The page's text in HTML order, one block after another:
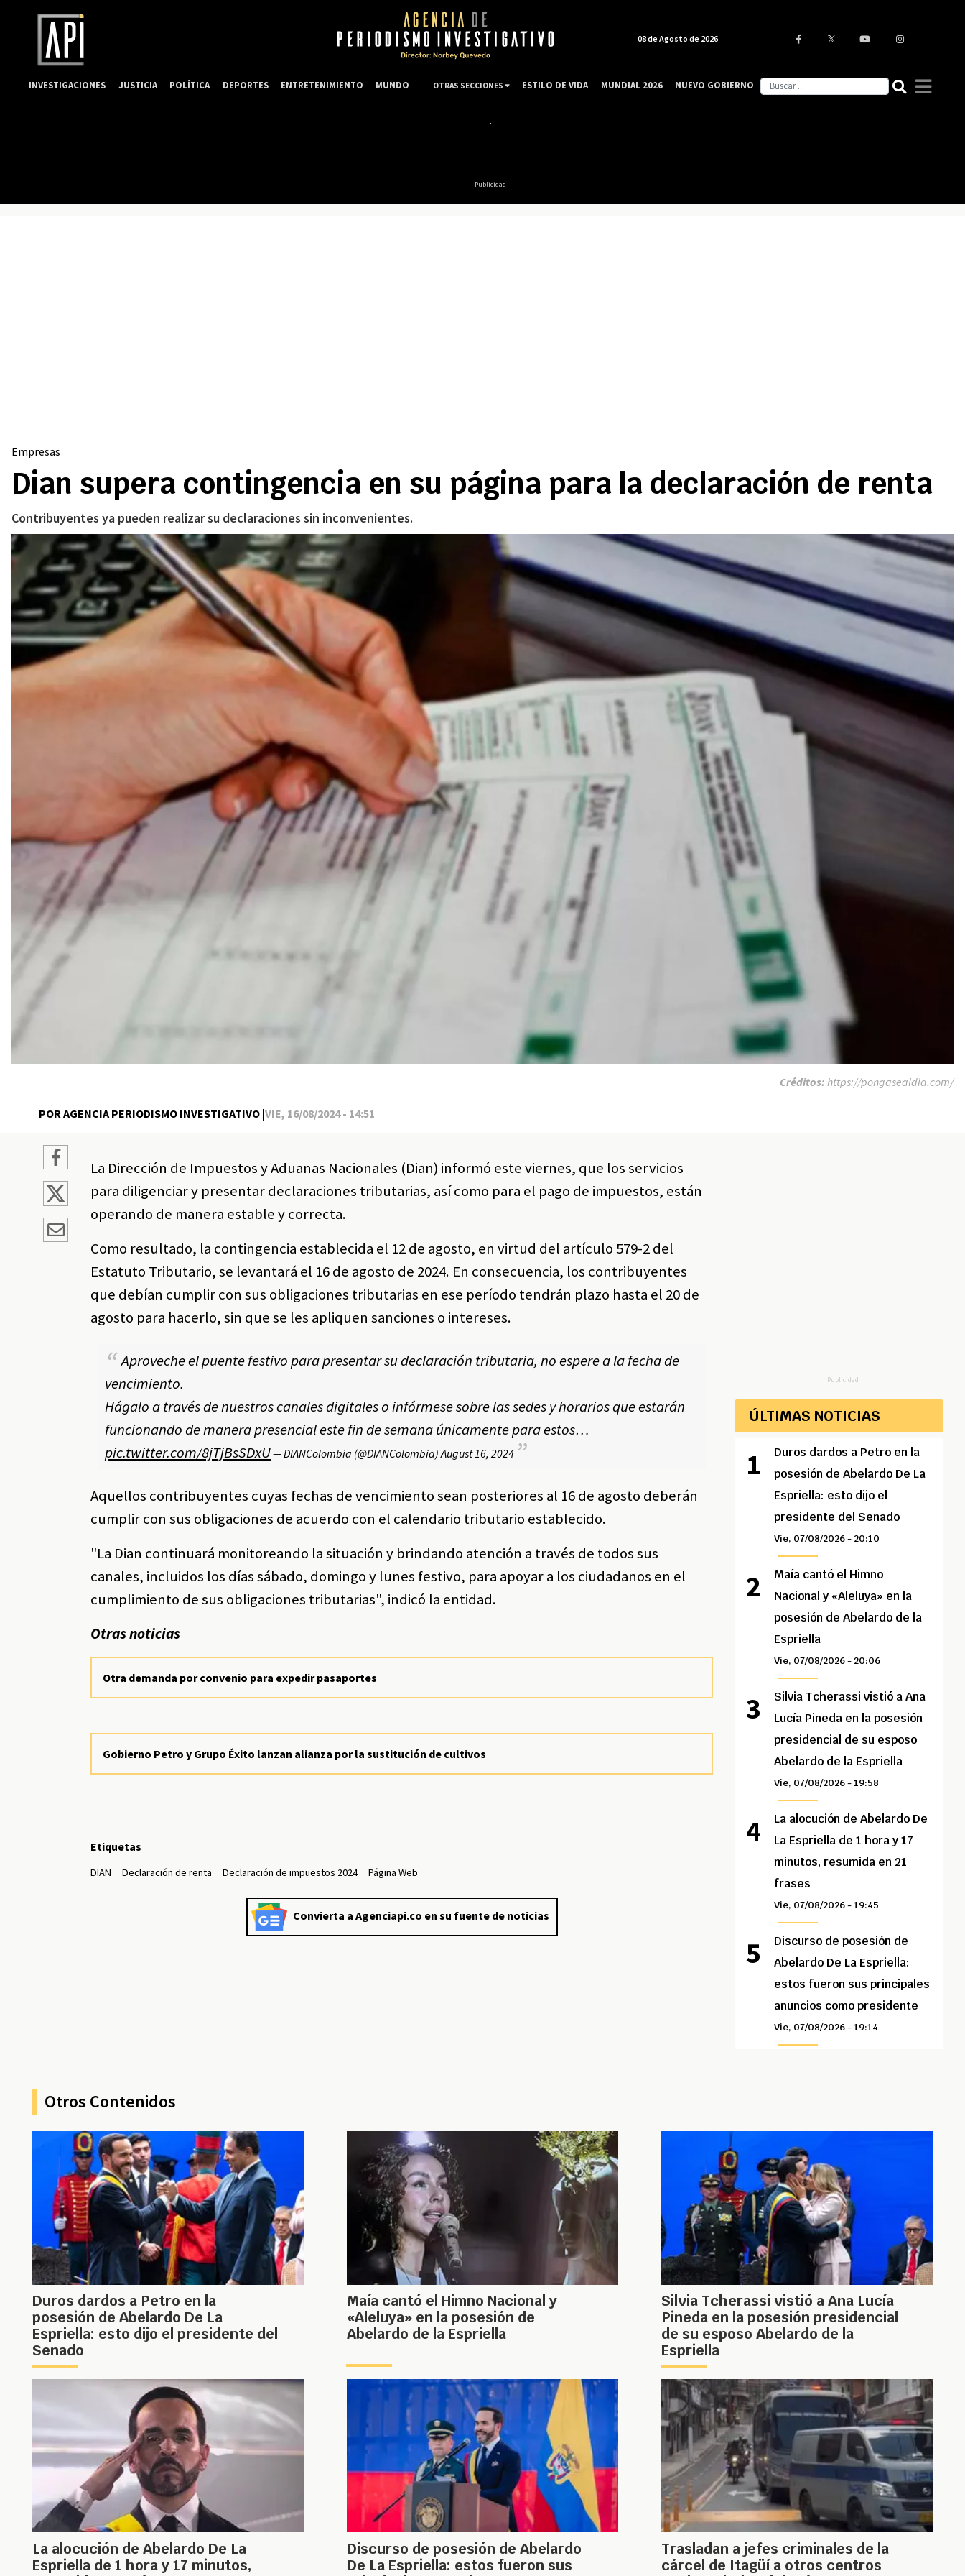
Publicidad
Empresas
Dian supera contingencia en su página para la declaración de renta
Contribuyentes ya pueden realizar su declaraciones sin inconvenientes.
POR AGENCIA PERIODISMO INVESTIGATIVO |VIE, 16/08/2024 - 14:51
Créditos: https://pongasealdia.com/
La Dirección de Impuestos y Aduanas Nacionales (Dian) informó este viernes, que los servicios
para diligenciar y presentar declaraciones tributarias, así como para el pago de impuestos, están
operando de manera estable y correcta.
Como resultado, la contingencia establecida el 12 de agosto, en virtud del artículo 579-2 del
Estatuto Tributario, se levantará el 16 de agosto de 2024. En consecuencia, los contribuyentes
que debían cumplir con sus obligaciones tributarias en ese período tendrán plazo hasta el 20 de
agosto para hacerlo, sin que se les apliquen sanciones o intereses.
Aproveche el puente festivo para presentar su declaración tributaria, no espere a la fecha de
vencimiento.
Hágalo a través de nuestros canales digitales o infórmese sobre las sedes y horarios que estarán
funcionando de manera presencial este fin de semana únicamente para estos…
pic.twitter.com/8jTjBsSDxU— DIANColombia (@DIANColombia)August 16, 2024
Aquellos contribuyentes cuyas fechas de vencimiento sean posteriores al 16 de agosto deberán
cumplir con sus obligaciones de acuerdo con el calendario tributario establecido.
"La Dian continuará monitoreando la situación y brindando atención a través de todos sus
canales, incluidos los días sábado, domingo y lunes festivo, para apoyar a los ciudadanos en el
cumplimiento de sus obligaciones tributarias", indicó la entidad.
Otras noticias
Otra demanda por convenio para expedir pasaportes
Gobierno Petro y Grupo Éxito lanzan alianza por la sustitución de cultivos
Etiquetas
DIAN Declaración de renta Declaración de impuestos 2024 Página Web
Convierta a Agenciapi.co en su fuente de noticias
Publicidad
ÚLTIMAS NOTICIAS
Duros dardos a Petro en la
posesión de Abelardo De La
Espriella: esto dijo el
presidente del Senado
Vie, 07/08/2026 - 20:10
Maía cantó el Himno
Nacional y «Aleluya» en la
posesión de Abelardo de la
Espriella
Vie, 07/08/2026 - 20:06
Silvia Tcherassi vistió a Ana
Lucía Pineda en la posesión
presidencial de su esposo
Abelardo de la Espriella
Vie, 07/08/2026 - 19:58
La alocución de Abelardo De
La Espriella de 1 hora y 17
minutos, resumida en 21
frases
Vie, 07/08/2026 - 19:45
Discurso de posesión de
Abelardo De La Espriella:
estos fueron sus principales
anuncios como presidente
Vie, 07/08/2026 - 19:14
Otros Contenidos
Duros dardos a Petro en la
posesión de Abelardo De La
Espriella: esto dijo el presidente del
Senado
Maía cantó el Himno Nacional y
«Aleluya» en la posesión de
Abelardo de la Espriella
Silvia Tcherassi vistió a Ana Lucía
Pineda en la posesión presidencial
de su esposo Abelardo de la
Espriella
La alocución de Abelardo De La
Espriella de 1 hora y 17 minutos,
Discurso de posesión de Abelardo
De La Espriella: estos fueron sus
Trasladan a jefes criminales de la
cárcel de Itagüí a otros centros
08 de Agosto de 2026
INVESTIGACIONES JUSTICIA POLÍTICA DEPORTES ENTRETENIMIENTO MUNDO OTRAS SECCIONES ESTILO DE VIDA MUNDIAL 2026 NUEVO GOBIERNO